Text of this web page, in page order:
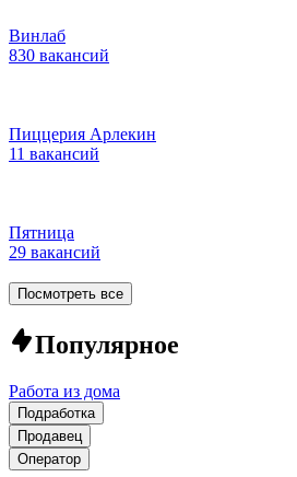
Винлаб
830 вакансий
Пиццерия Арлекин
11 вакансий
Пятница
29 вакансий
Посмотреть все
Популярное
Работа из дома
Подработка
Продавец
Оператор